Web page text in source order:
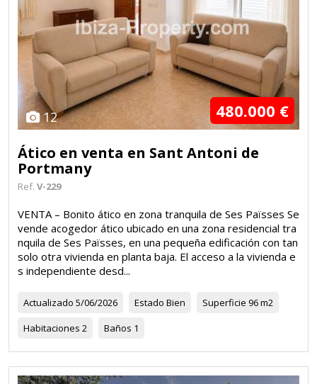
12 480.000 €
Ático en venta en Sant Antoni de
Portmany
Ref. V-229
VENTA – Bonito ático en zona tranquila de Ses Païsses Se
vende acogedor ático ubicado en una zona residencial tra
nquila de Ses Païsses, en una pequeña edificación con tan
solo otra vivienda en planta baja. El acceso a la vivienda e
s independiente desd...
Actualizado 5/06/2026 Estado Bien Superficie 96 m2
Habitaciones 2 Baños 1